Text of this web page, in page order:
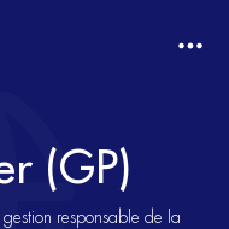
(GP)
responsable de la